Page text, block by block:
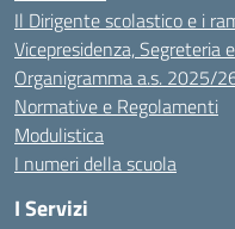
Il Dirigente scolastico e i
Vicepresidenza, Segreteria
Organigramma a.s. 2025/
Normative e Regolamenti
Modulistica
I numeri della scuola
I Servizi